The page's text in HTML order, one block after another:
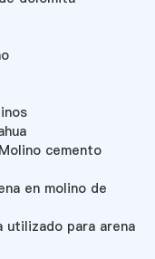
cemento
en molino de
utilizado para arena